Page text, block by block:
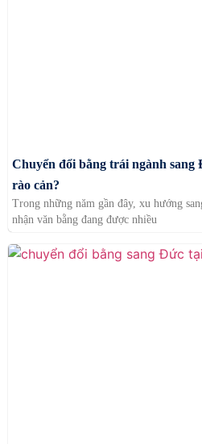
Chuyển đổi bằng trái ngành sang
rào cản?
Trong những năm gần đây, xu hướng
nhận văn bằng đang được nhiều